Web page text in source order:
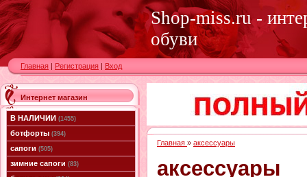
Shop-miss.ru -
обуви
Главная | Регистрация | Вход
Интернет магазин
В НАЛИЧИИ (1455)
ботфорты (394)
сапоги (505)
зимние сапоги (83)
Главная » аксессуары
аксессуары